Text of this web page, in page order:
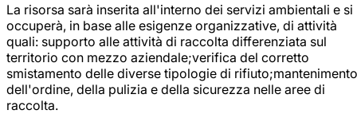
La risorsa sarà inserita all'interno dei servizi ambientali e si
occuperà, in base alle esigenze organizzative, di attività
quali: supporto alle attività di raccolta differenziata sul
territorio con mezzo aziendale;verifica del corretto
smistamento delle diverse tipologie di rifiuto;mantenimento
dell'ordine, della pulizia e della sicurezza nelle aree di
raccolta.